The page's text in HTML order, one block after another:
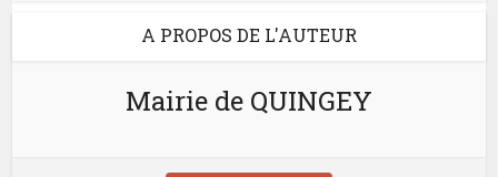
A PROPOS DE L'AUTEUR
Mairie de QUINGEY